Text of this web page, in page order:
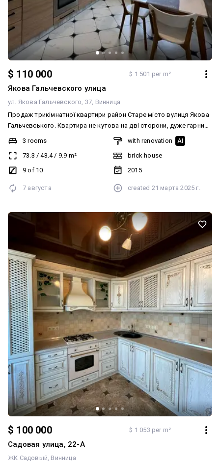
$ 110 000 $ 1 501 per m²
Якова Гальчевского улица
ул. Якова Гальчевского, 37 Винница
Продаж трикімнатної квартири район Старе місто вулиця Якова
Гальчевського. Квартира не кутова на дві сторони, дуже гарний
краєвид, розвинена інфраструктура поруч. Поруч школа,
зупинка транспорту, магазин прямо в будинку. Опалення
двоконтурний котел, є тепла підлога на лоджиї. Якісні деревяні
двері. Сучасна укомплектована кухня, ергономіка дизайн.
паркетна дошка на підлозі, для поціновувачів деревяних підлог.
Оперативний показ! Запрошую!
3 rooms
73.3 /43.4/ 9.9 m²
9 of 10
with renovation AI
brick house
2015
7 августа created 21 марта 2025 г.
$ 100 000 $ 1 053 per m²
Садовая улица, 22-А
ЖК Садовый Винница